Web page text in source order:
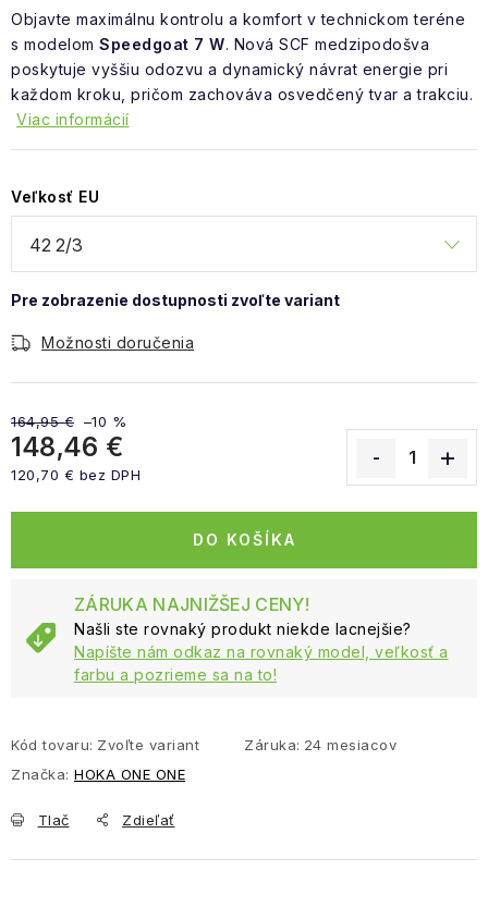
Objavte maximálnu kontrolu a komfort v technickom teréne
s modelom Speedgoat 7 W. Nová SCF medzipodošva
poskytuje vyššiu odozvu a dynamický návrat energie pri
každom kroku, pričom zachováva osvedčený tvar a trakciu.
Viac informácií
Veľkosť EU
Možnosti doručenia
164,95 € –10 %
148,46 €
120,70 € bez DPH
DO KOŠÍKA
ZÁRUKA NAJNIŽŠEJ CENY!
Našli ste rovnaký produkt niekde lacnejšie?
Napíšte nám odkaz na rovnaký model, veľkosť a
farbu a pozrieme sa na to!
Kód tovaru: Zvoľte variant Záruka: 24 mesiacov
Značka: HOKA ONE ONE
Tlač Zdieľať